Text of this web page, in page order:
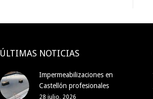
ÚLTIMAS NOTICIAS
Impermeabilizaciones en
Castellón profesionales
28 julio, 2026